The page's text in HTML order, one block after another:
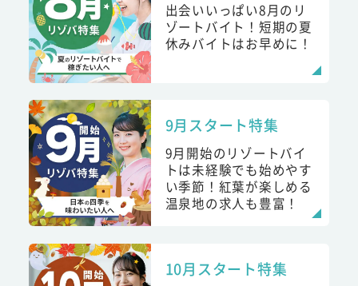
出会いいっぱい8月のリ
ゾートバイト！短期の夏
休みバイトはお早めに！
9月スタート特集
9月開始のリゾートバイ
トは未経験でも始めやす
い季節！紅葉が楽しめる
温泉地の求人も豊富！
10月スタート特集